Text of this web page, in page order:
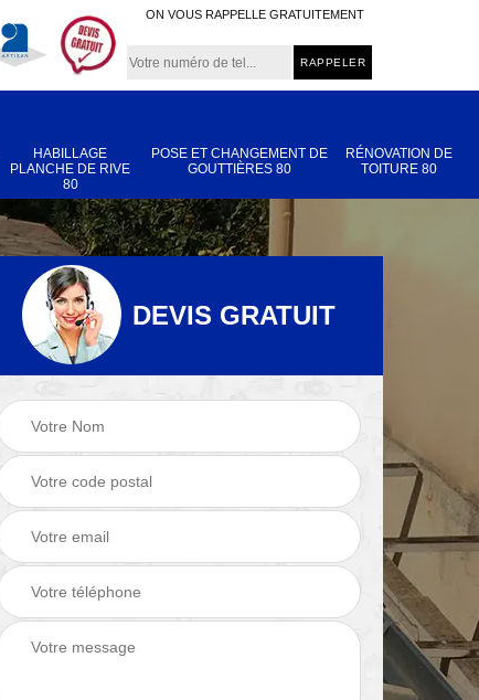
ON VOUS RAPPELLE GRATUITEMENT
HABILLAGE
PLANCHE DE RIVE
80
POSE ET CHANGEMENT DE
GOUTTIÈRES 80
RÉNOVATION DE
TOITURE 80
Nettoyage et
démoussage de
toiture 80
Réparation de
toiture 80
DEVIS GRATUIT